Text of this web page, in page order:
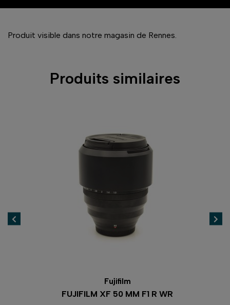
Produit visible dans notre magasin de Rennes.
Produits similaires
Fujifilm
FUJIFILM XF 50 MM F1 R WR